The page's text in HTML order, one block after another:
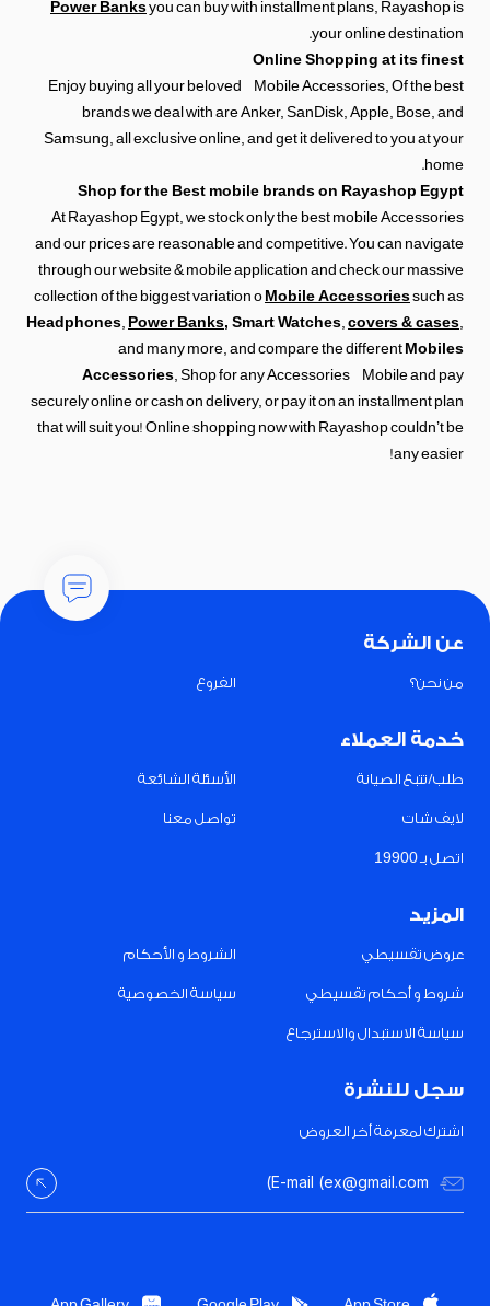
Power Banksyou can buy with installment plans, Rayashop is
your online destination.
Online Shopping at its finest
Enjoy buying all your beloved Mobile Accessories, Of the best
brands we deal with are Anker, SanDisk, Apple, Bose, and
Samsung, all exclusive online, and get it delivered to you at your
home.
Shop for the Best mobile brands on Rayashop Egypt
At Rayashop Egypt, we stock only the best mobile Accessories
and our prices are reasonable and competitive. You can navigate
through our website & mobile application and check our massive
collection of the biggest variation o Mobile Accessoriessuch as
Headphones, Power Banks, Smart Watches, covers & cases,
and many more, and compare the different Mobiles
Accessories, Shop for any Accessories Mobile and pay
securely online or cash on delivery, or pay it on an installment plan
that will suit you! Online shopping now with Rayashop couldn’t be
any easier!
عن الشركة
من نحن؟ الفروع
خدمة العملاء
طلب/تتبع الصيانة الأسئلة الشائعة
لايف شات تواصل معنا
اتصل بـ 19900
المزيد
عروض تقسيطي الشروط و الأحكام
شروط و أحكام تقسيطي سياسة الخصوصية
سياسة الاستبدال والاسترجاع
سجل للنشرة
اشترك لمعرفة أخر العروض